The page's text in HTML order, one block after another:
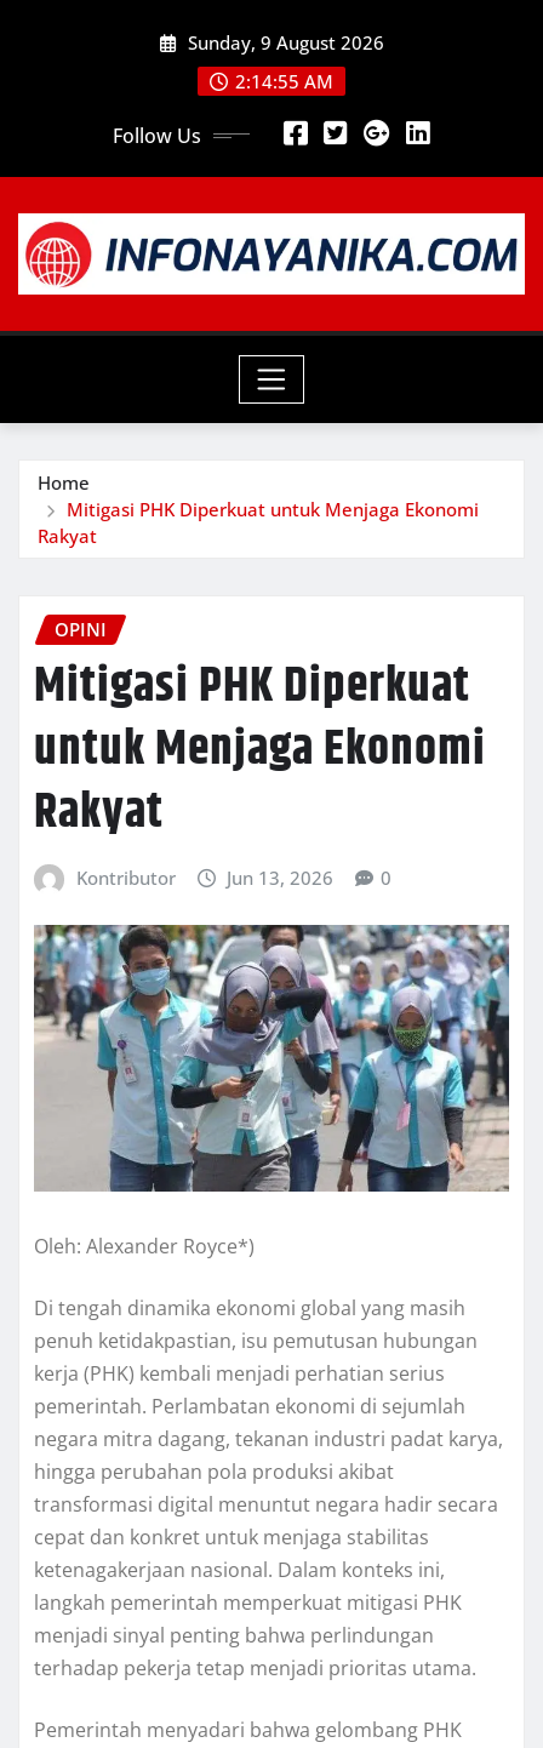
Sunday, 9 August 2026
2:14:57 AM
Follow Us
Home
Mitigasi PHK Diperkuat untuk Menjaga Ekonomi
Rakyat
OPINI
Mitigasi PHK Diperkuat
untuk Menjaga Ekonomi
Rakyat
Kontributor Jun 13, 2026 0
Oleh: Alexander Royce*)
Di tengah dinamika ekonomi global yang masih
penuh ketidakpastian, isu pemutusan hubungan
kerja (PHK) kembali menjadi perhatian serius
pemerintah. Perlambatan ekonomi di sejumlah
negara mitra dagang, tekanan industri padat karya,
hingga perubahan pola produksi akibat
transformasi digital menuntut negara hadir secara
cepat dan konkret untuk menjaga stabilitas
ketenagakerjaan nasional. Dalam konteks ini,
langkah pemerintah memperkuat mitigasi PHK
menjadi sinyal penting bahwa perlindungan
terhadap pekerja tetap menjadi prioritas utama.
Pemerintah menyadari bahwa gelombang PHK